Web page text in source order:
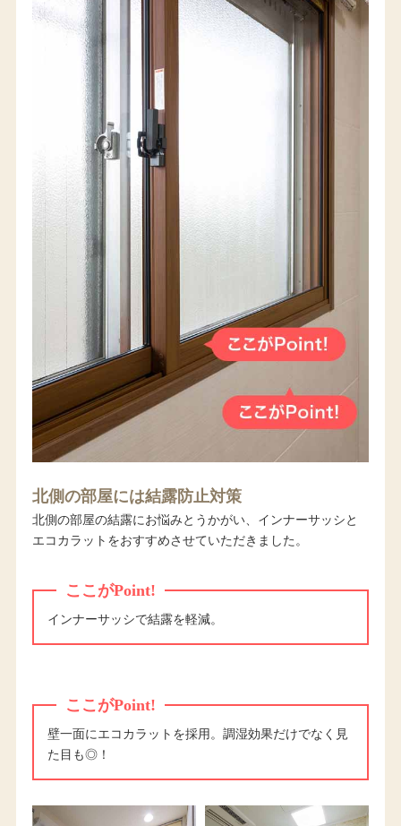
北側の部屋には結露防止対策
北側の部屋の結露にお悩みとうかがい、インナーサッシと
エコカラットをおすすめさせていただきました。
ここがPoint!
インナーサッシで結露を軽減。
ここがPoint!
壁一面にエコカラットを採用。調湿効果だけでなく見
た目も◎！